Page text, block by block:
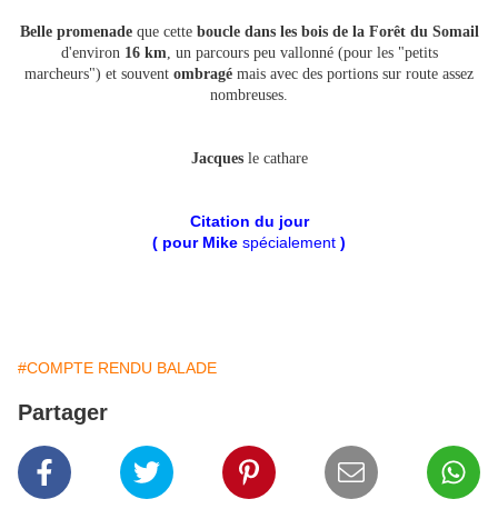
Belle promenadeque cette boucle dans les bois de la Forêt du Somail
d'environ16 km, un parcours peu vallonné (pour les "petits
marcheurs") et souvent ombragé mais avec des portions sur route assez
nombreuses.
Jacquesle cathare
Citation du jour
( pour Mike spécialement )
#COMPTE RENDU BALADE
Partager